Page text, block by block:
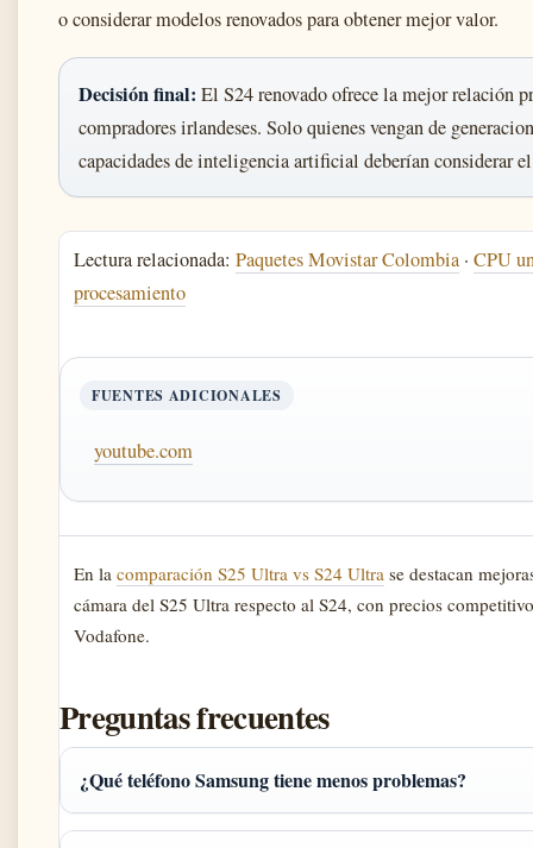
o considerar modelos renovados para obtener mejor valor.
Decisión final: El S24 renovado ofrece la mejor relación
compradores irlandeses. Solo quienes vengan de
capacidades de inteligencia artificial deberían considerar
Lectura relacionada:Paquetes Movistar Colombia ·CPU
procesamiento
FUENTES ADICIONALES
youtube.com
En lacomparación S25 Ultra vs S24 Ultra se destacan
cámara del S25 Ultra respecto al S24, con precios
Vodafone.
Preguntas frecuentes
¿Qué teléfono Samsung tiene menos problemas?